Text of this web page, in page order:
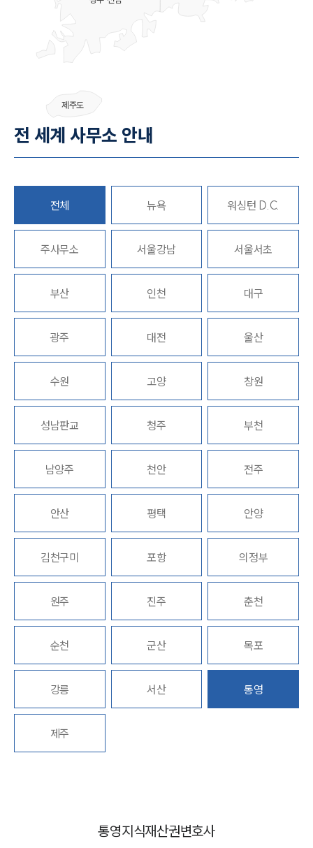
그룹소개
대륜의 강점
오시는 길
고객의 소리
통합검색
AI대륜
업무사례
사례분석/최신동향
법률정보
법률지식인
고객후기
업무분야
전체
구성원 소개
소식/자료
언론보도
공지사항
법률 블로그
법률서식
세미나
대륜법률상담예약
제주도
전 세계 사무소 안내
전체 뉴욕 워싱턴 D.C.
주사무소 서울강남 서울서초
부산 인천 대구
광주 대전 울산
수원 고양 창원
성남판교 청주 부천
남양주 천안 전주
안산 평택 안양
김천구미 포항 의정부
원주 진주 춘천
순천 군산 목포
강릉 서산 통영
제주
통영지식재산권변호사